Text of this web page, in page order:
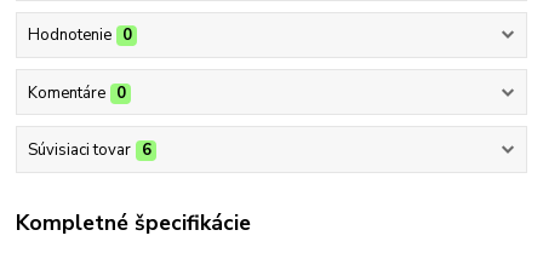
Hodnotenie 0
Komentáre 0
Súvisiaci tovar 6
Kompletné špecifikácie